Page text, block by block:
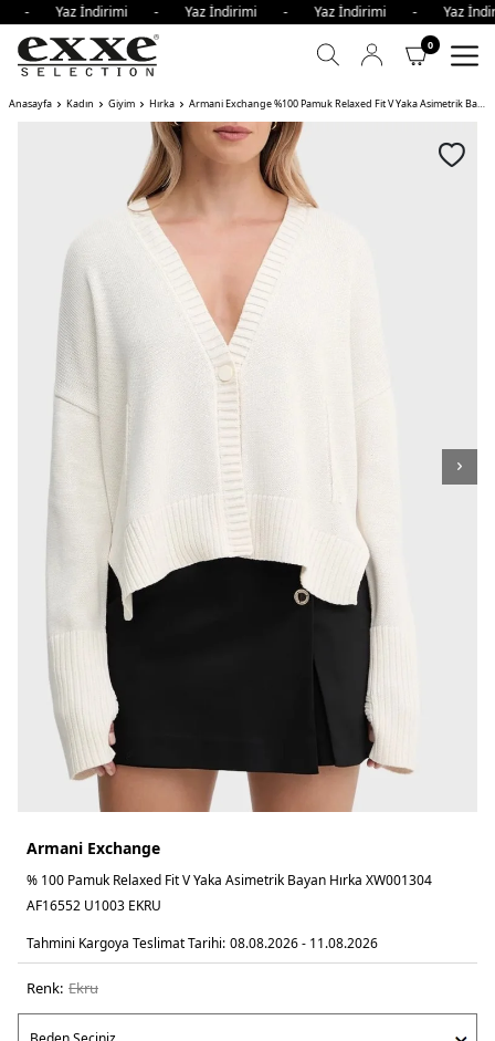
- Yaz İndirimi - Yaz İndirimi - Yaz İndirimi -
0
Anasayfa Kadın Giyim Hırka Armani Exchange %100 Pamuk Relaxed Fit V Yaka Asimetrik Bayan Hırka
Armani Exchange
% 100 Pamuk Relaxed Fit V Yaka Asimetrik Bayan Hırka XW001304
AF16552 U1003 EKRU
Tahmini Kargoya Teslimat Tarihi: 08.08.2026 - 11.08.2026
Renk: ekru